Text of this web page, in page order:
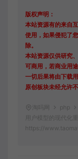
版权声明：
本站资源有的来自
使用，如果侵犯了
除。
本站资源仅供研究
可商用，若商业用
一切后果将由下载
原创板块未经允许
淘吗网 php
用户模型的现代化
https://